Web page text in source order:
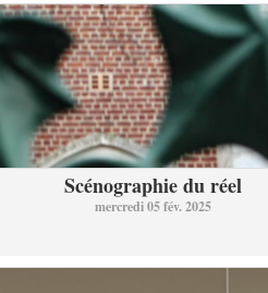
Scénographie du réel
mercredi 05 fév. 2025